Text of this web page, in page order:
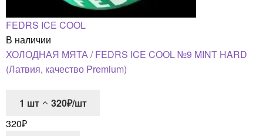
FEDRS ICE COOL
В наличии
ХОЛОДНАЯ МЯТА / FEDRS ICE COOL №9 MINT HARD
(Латвия, качество Premium)
1 шт
320₽/шт
320₽